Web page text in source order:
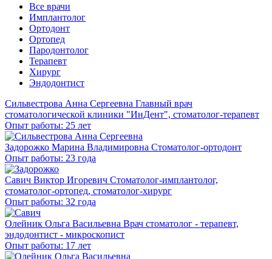
Все врачи
Имплантолог
Ортодонт
Ортопед
Пародонтолог
Терапевт
Хирург
Эндодонтист
Сильвестрова Анна Сергеевна Главный врач
стоматологической клиники "ИнДент", стоматолог-терапевт
Опыт работы: 25 лет
Задорожко Марина Владимировна Стоматолог-ортодонт
Опыт работы: 23 года
Савич Виктор Игоревич Стоматолог-имплантолог,
стоматолог-ортопед, стоматолог-хирург
Опыт работы: 32 года
Олейник Ольга Васильевна Врач стоматолог - терапевт,
эндодонтист - микроскопист
Опыт работы: 17 лет